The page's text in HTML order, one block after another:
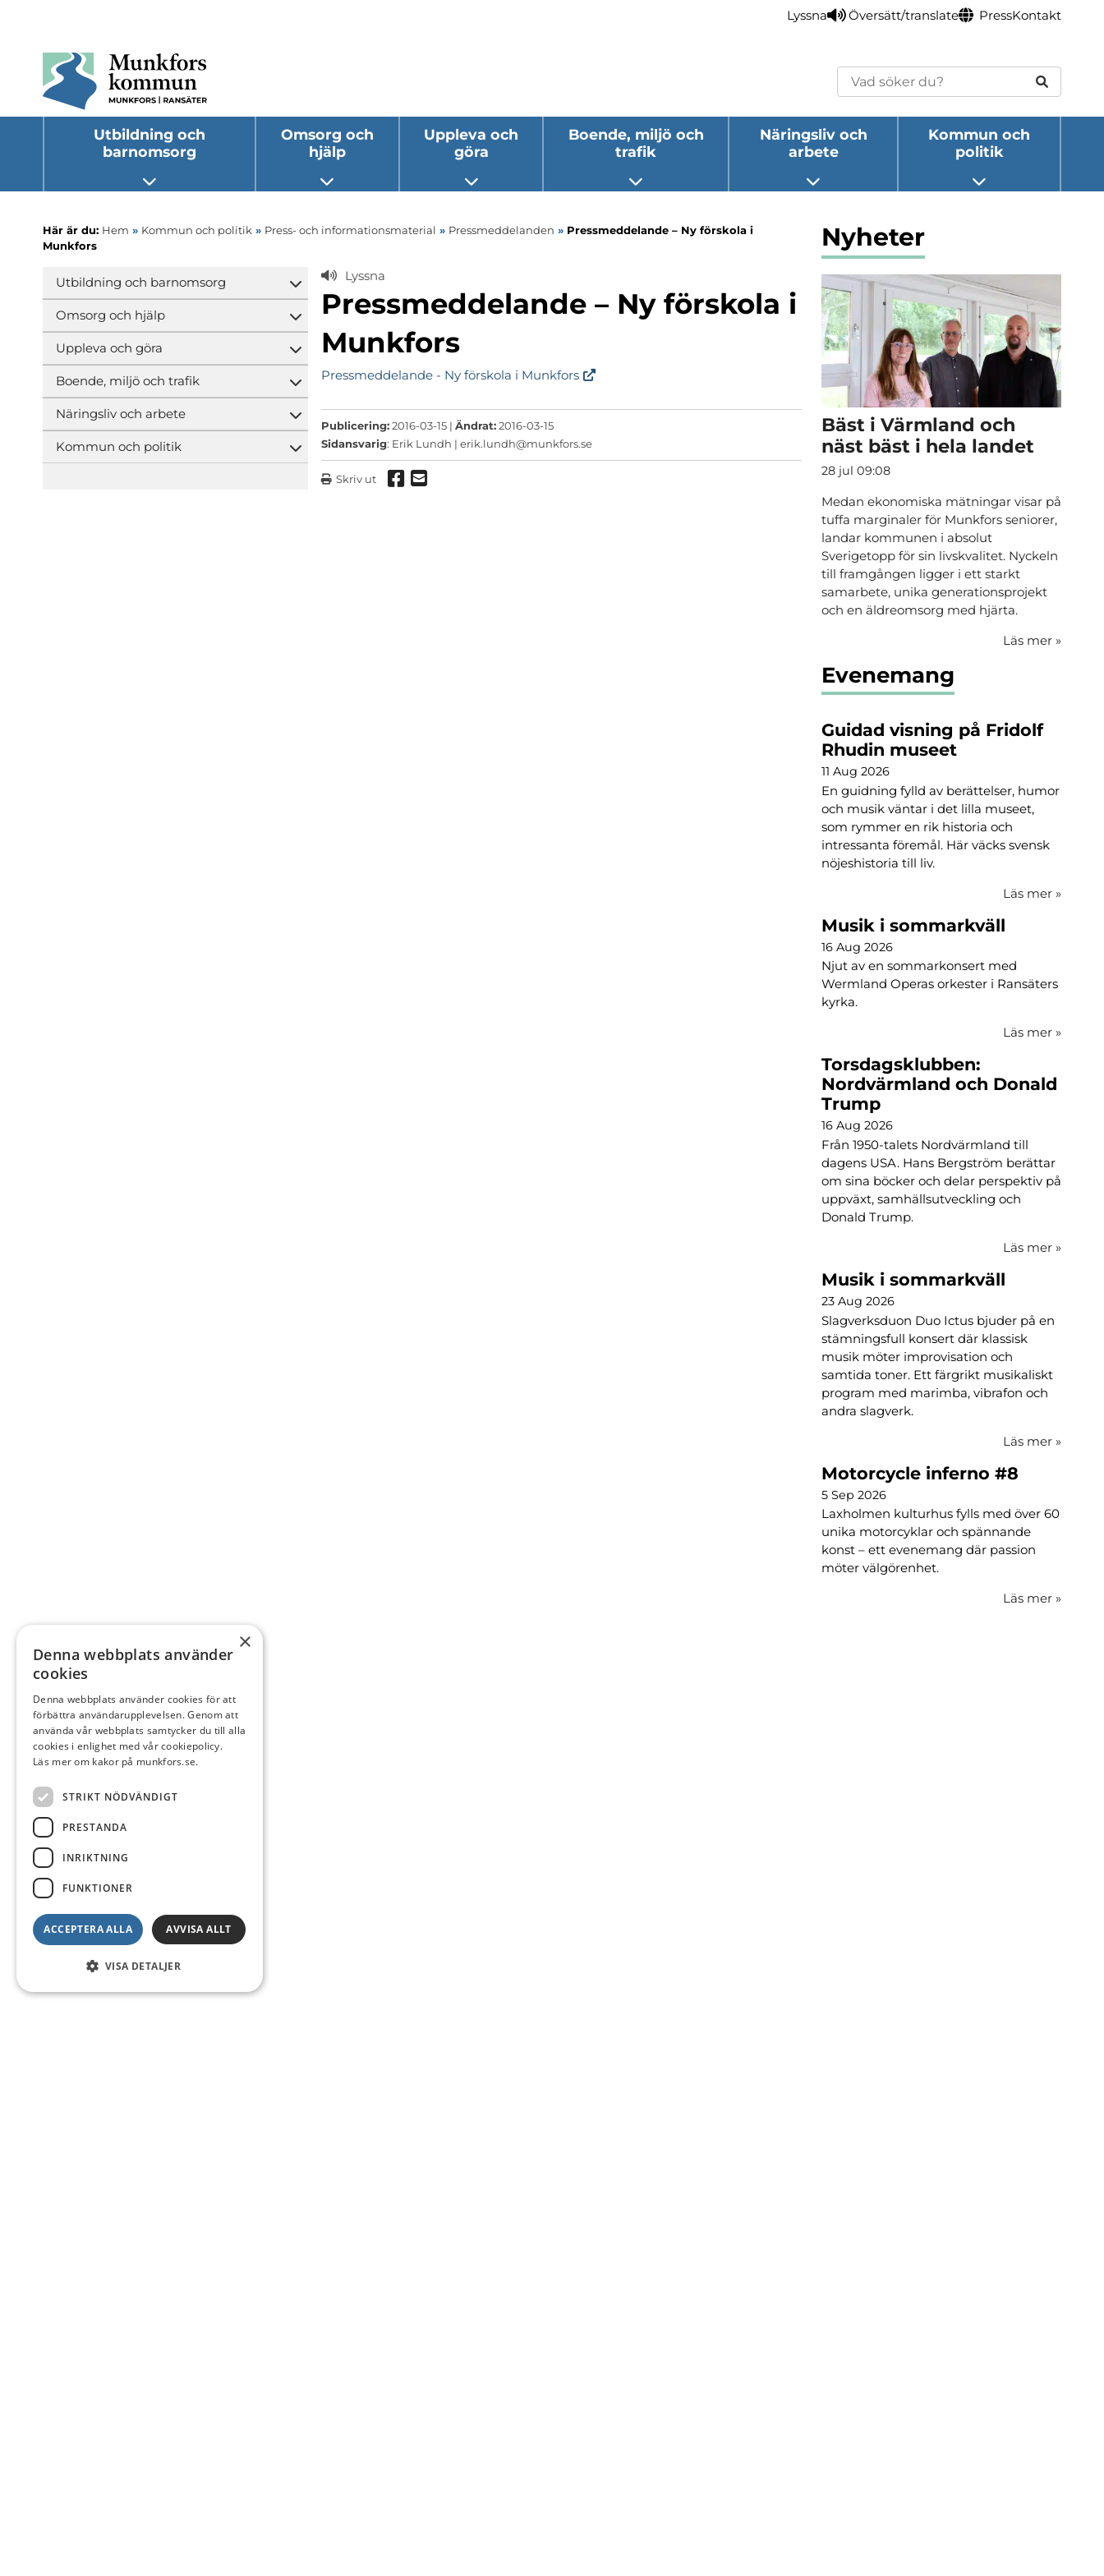
Lyssna Översätt/translate PressKontakt
Sök
Utbildning och
barnomsorg
Öppna undermeny
Omsorg och
hjälp
Öppna undermeny
Uppleva och
göra
Öppna undermeny
Boende, miljö och
trafik
Öppna undermeny
Näringsliv och
arbete
Öppna undermeny
Kommun och
politik
Öppna undermeny
Här är du: Hem » Kommun och politik » Press- och informationsmaterial » Pressmeddelanden » Pressmeddelande – Ny förskola i
Munkfors
Utbildning och barnomsorg
Öppna undermeny
Omsorg och hjälp
Öppna undermeny
Uppleva och göra
Öppna undermeny
Boende, miljö och trafik
Öppna undermeny
Näringsliv och arbete
Öppna undermeny
Kommun och politik
Öppna undermeny
Lyssna
Pressmeddelande – Ny förskola i
Munkfors
Pressmeddelande - Ny förskola i Munkfors
Publicering:2016-03-15 |Ändrat:2016-03-15
Sidansvarig: Erik Lundh |erik.lundh@munkfors.se
Skriv ut Dela via Facebook
Dela via mail
Nyheter
Bäst i Värmland och
näst bäst i hela landet
28 jul 09:08
Medan ekonomiska mätningar visar på
tuffa marginaler för Munkfors seniorer,
landar kommunen i absolut
Sverigetopp för sin livskvalitet. Nyckeln
till framgången ligger i ett starkt
samarbete, unika generationsprojekt
och en äldreomsorg med hjärta.
Läs mer »
Evenemang
Guidad visning på Fridolf
Rhudin museet
11 Aug 2026
En guidning fylld av berättelser, humor
och musik väntar i det lilla museet,
som rymmer en rik historia och
intressanta föremål. Här väcks svensk
nöjeshistoria till liv.
Läs mer »
Musik i sommarkväll
16 Aug 2026
Njut av en sommarkonsert med
Wermland Operas orkester i Ransäters
kyrka.
Läs mer »
Torsdagsklubben:
Nordvärmland och Donald
Trump
16 Aug 2026
Från 1950-talets Nordvärmland till
dagens USA. Hans Bergström berättar
om sina böcker och delar perspektiv på
uppväxt, samhällsutveckling och
Donald Trump.
Läs mer »
Musik i sommarkväll
23 Aug 2026
Slagverksduon Duo Ictus bjuder på en
stämningsfull konsert där klassisk
musik möter improvisation och
samtida toner. Ett färgrikt musikaliskt
program med marimba, vibrafon och
andra slagverk.
Läs mer »
Motorcycle inferno #8
5 Sep 2026
Laxholmen kulturhus fylls med över 60
unika motorcyklar och spännande
konst – ett evenemang där passion
möter välgörenhet.
Läs mer »
×
Denna webbplats använder
cookies
Denna webbplats använder cookies för att
förbättra användarupplevelsen. Genom att
använda vår webbplats samtycker du till alla
cookies i enlighet med vår cookiepolicy.
Läs mer om kakor på munkfors.se.
STRIKT NÖDVÄNDIGT
PRESTANDA
INRIKTNING
FUNKTIONER
ACCEPTERA ALLA AVVISA ALLT
VISA DETALJER